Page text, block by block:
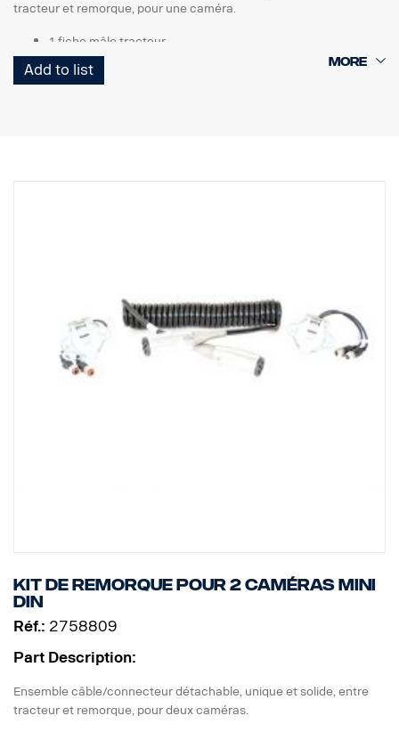
tracteur et remorque, pour une caméra.
1 fiche mâle tracteur
1 câble torsadé Curl-E
1 prise femelle remorque
Add to list
Kit de remorque pour 2 caméras MINI
DIN
Réf.: 2758809
Part Description:
Ensemble câble/connecteur détachable, unique et solide, entre
tracteur et remorque, pour deux caméras.